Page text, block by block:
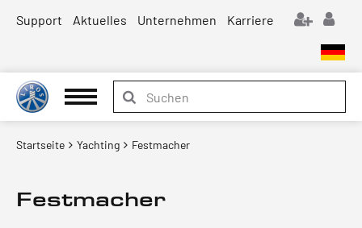
Support Aktuelles Unternehmen Karriere
Startseite Yachting Festmacher
Festmacher